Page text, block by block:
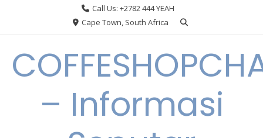
Call Us: +2782 444 YEAH
Cape Town, South Africa
– Informasi